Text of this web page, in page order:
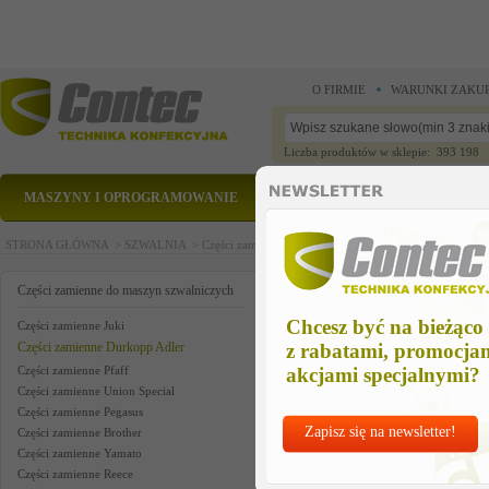
Chcesz być na bieżąco
z rabatami,
akcjami specjalnymi?
Zapisz się na newsletter!
O FIRMIE WARUNKI
Liczba produktów w sklepie: 393 198
MASZYNY I OPROGRAMOWANIE CZĘŚCI ZAMIENNE
STRONA GŁÓWNA > SZWALNIA > Części zamienne do maszyn szwalniczych >Części
Części zamienne do maszyn szwalniczych
Części zamienne Juki
Części zamienne Durkopp Adler
Części zamienne Pfaff
Części zamienne Union Special
Części zamienne Pegasus
Części zamienne Brother
Części zamienne Yamato
Części zamienne Reece
feed dog